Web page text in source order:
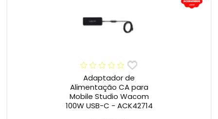
Adaptador de
Alimentação CA para
Mobile Studio Wacom
100W USB-C - ACK42714